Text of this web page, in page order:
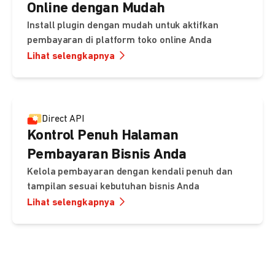
Online dengan Mudah
Install plugin dengan mudah untuk aktifkan
pembayaran di platform toko online Anda
Lihat selengkapnya
Direct API
Kontrol Penuh Halaman
Pembayaran Bisnis Anda
Kelola pembayaran dengan kendali penuh dan
tampilan sesuai kebutuhan bisnis Anda
Lihat selengkapnya